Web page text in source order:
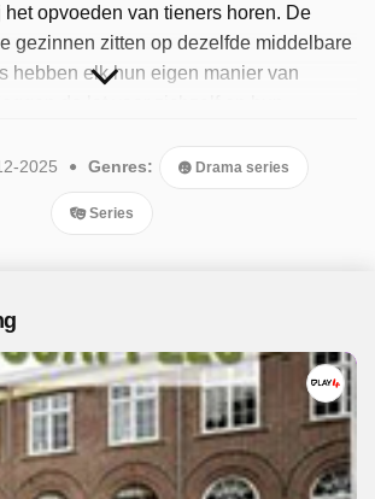
opvoeden van tieners horen. De
gezinnen zitten op dezelfde middelbare
hebben elk hun eigen manier van
Gucht, Bracha van Doesburgh en
Sinds 2025 is het populaire
Er zijn 10 afleveringen
2025 Genres: Drama series
Series